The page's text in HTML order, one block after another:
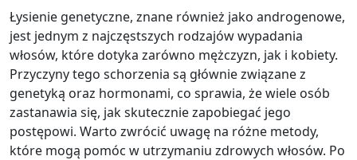
Łysienie genetyczne, znane również jako androgenowe,
jest jednym z najczęstszych rodzajów wypadania
włosów, które dotyka zarówno mężczyzn, jak i kobiety.
Przyczyny tego schorzenia są głównie związane z
genetyką oraz hormonami, co sprawia, że wiele osób
zastanawia się, jak skutecznie zapobiegać jego
postępowi. Warto zwrócić uwagę na różne metody,
które mogą pomóc w utrzymaniu zdrowych włosów. Po